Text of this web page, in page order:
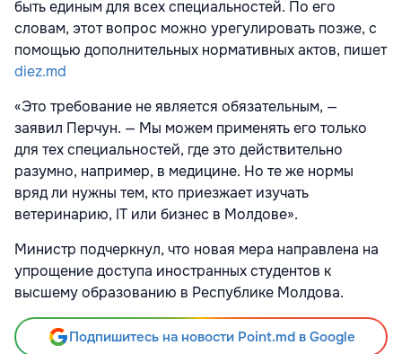
быть единым для всех специальностей. По его
словам, этот вопрос можно урегулировать позже, с
помощью дополнительных нормативных актов, пишет
diez.md
«Это требование не является обязательным, —
заявил Перчун. — Мы можем применять его только
для тех специальностей, где это действительно
разумно, например, в медицине. Но те же нормы
вряд ли нужны тем, кто приезжает изучать
ветеринарию, IT или бизнес в Молдове».
Министр подчеркнул, что новая мера направлена на
упрощение доступа иностранных студентов к
высшему образованию в Республике Молдова.
Подпишитесь на новости Point.md в Google